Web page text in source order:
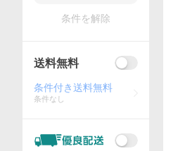
条件を解除
送料無料
条件付き送料無料
条件なし